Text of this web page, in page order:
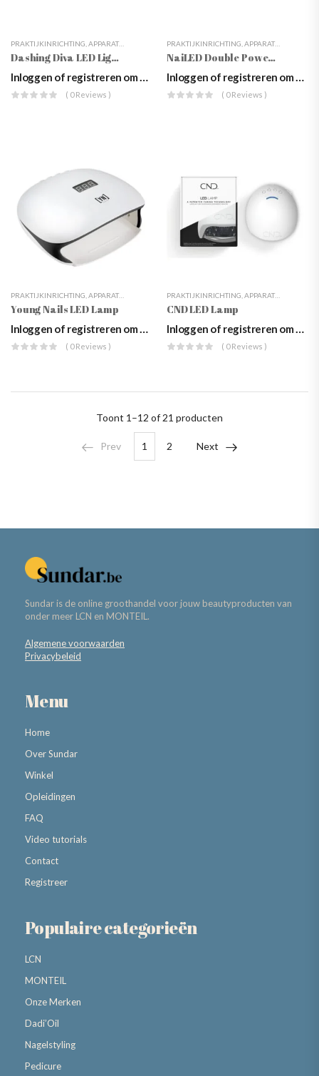
PRAKTIJKINRICHTING APPARATUUR LED LAMPEN
Dashing Diva LED Lightpod
Inloggen of registreren om prijzen te zien
( 0 Reviews )
PRAKTIJKINRICHTING APPARATUUR
NaiLED Double Power 75W UV/LED Lamp
Inloggen of registreren om prijzen te zien
( 0 Reviews )
PRAKTIJKINRICHTING APPARATUUR LED LAMPEN
Young Nails LED Lamp
Inloggen of registreren om prijzen te zien
( 0 Reviews )
PRAKTIJKINRICHTING APPARATUUR
CND LED Lamp
Inloggen of registreren om prijzen te zien
( 0 Reviews )
Toont 1–12 of 21 producten
Prev 1 2 Next
Sundar is de online groothandel voor jouw beautyproducten van
onder meer LCN en MONTEIL.
Algemene voorwaarden
Privacybeleid
Menu
Home
Over Sundar
Winkel
Opleidingen
FAQ
Video tutorials
Contact
Registreer
Populaire categorieën
LCN
MONTEIL
Onze Merken
Dadi’Oil
Nagelstyling
Pedicure